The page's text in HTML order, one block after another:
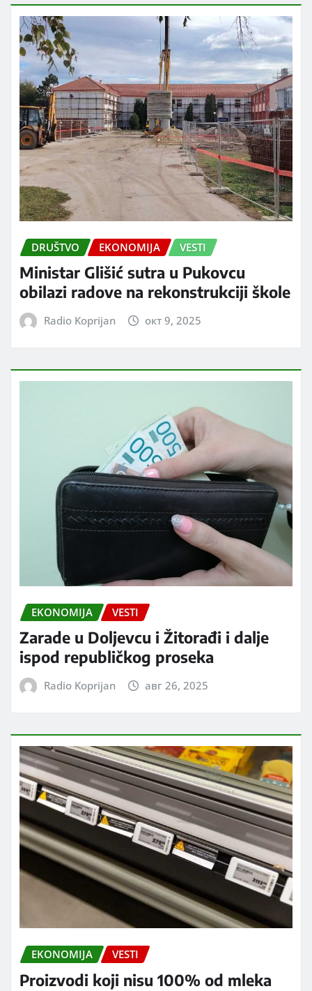
DRUŠTVO EKONOMIJA VESTI
Ministar Glišić sutra u Pukovcu
obilazi radove na rekonstrukciji škole
Radio Koprijan окт 9, 2025
EKONOMIJA VESTI
Zarade u Doljevcu i Žitorađi i dalje
ispod republičkog proseka
Radio Koprijan авг 26, 2025
EKONOMIJA VESTI
Proizvodi koji nisu 100% od mleka